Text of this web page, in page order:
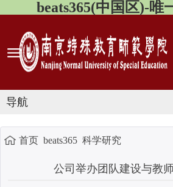
beats365(中国区)-唯
导航
首页 beats365 科学研究
公司举办团队建设与教